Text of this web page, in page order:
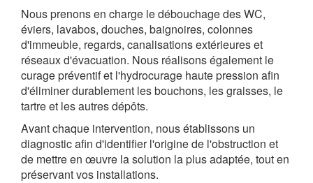
Nous prenons en charge le débouchage des WC,
éviers, lavabos, douches, baignoires, colonnes
d'immeuble, regards, canalisations extérieures et
réseaux d'évacuation. Nous réalisons également le
curage préventif et l'hydrocurage haute pression afin
d'éliminer durablement les bouchons, les graisses, le
tartre et les autres dépôts.
Avant chaque intervention, nous établissons un
diagnostic afin d'identifier l'origine de l'obstruction et
de mettre en œuvre la solution la plus adaptée, tout en
préservant vos installations.